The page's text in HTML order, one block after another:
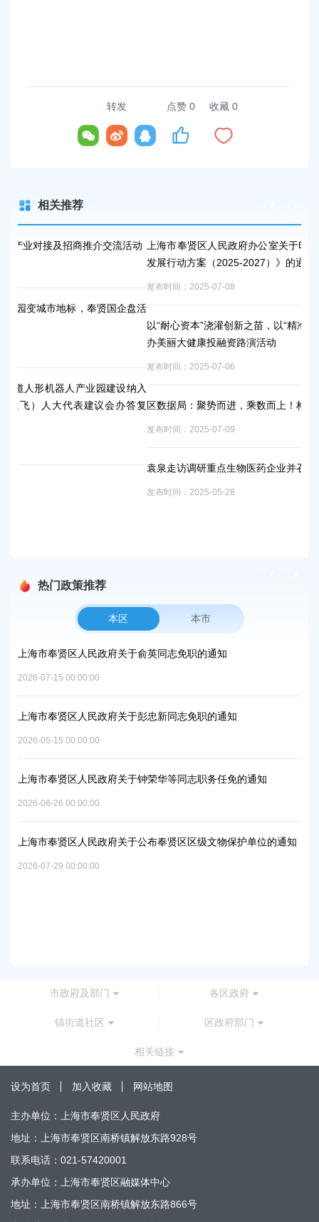
转发 点赞 0 收藏 0
相关推荐
活
入
复
上海市奉贤区人民政府办公室关于印发《奉贤区通用新材料产业
发展行动方案（2025-2027）》的通知
发布时间：2025-07-08
以“耐心资本”浇灌创新之苗，以“精准服务”厚植产业沃土！奉贤举
办美丽大健康投融资路演活动
发布时间：2025-07-06
区数据局：聚势而进，乘数而上！构建奉贤数据工作新图景
袁泉走访调研重点生物医药企业并召开专题调度会
热门政策推荐
本区 本市
奉贤区人民政府关于俞英同志免职的通知
15 00:00:00
奉贤区人民政府关于彭忠新同志免职的通知
15 00:00:00
奉贤区人民政府关于钟荣华等同志职务任免的通知
26 00:00:00
奉贤区人民政府关于公布奉贤区区级文物保护单位的通知
29 00:00:00
2026-06-09
2026-07-10
市政府及部门 各区政府
镇街道社区 区政府部门
相关链接
设为首页 加入收藏 网站地图
主办单位：上海市奉贤区人民政府
地址：上海市奉贤区南桥镇解放东路928号
联系电话：021-57420001
承办单位：上海市奉贤区融媒体中心
地址：上海市奉贤区南桥镇解放东路866号